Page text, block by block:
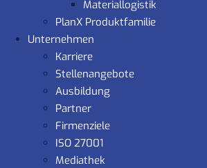
Materiallogistik
PlanX Produktfamilie
Unternehmen
Karriere
Stellenangebote
Ausbildung
Partner
Firmenziele
ISO 27001
Mediathek